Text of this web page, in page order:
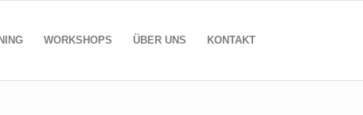
WORKSHOPS ÜBER UNS KONTAKT